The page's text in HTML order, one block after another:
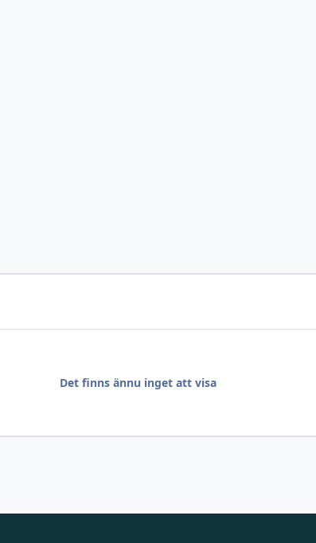
Det finns ännu inget att visa